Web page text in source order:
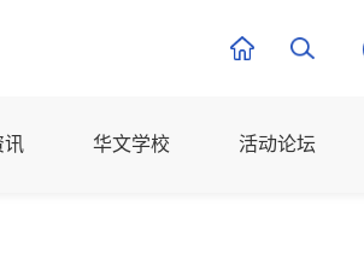
讯 华文学校 活动论坛